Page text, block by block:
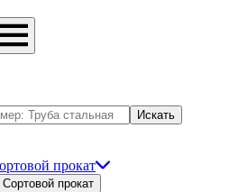
Искать
прокат
прокат